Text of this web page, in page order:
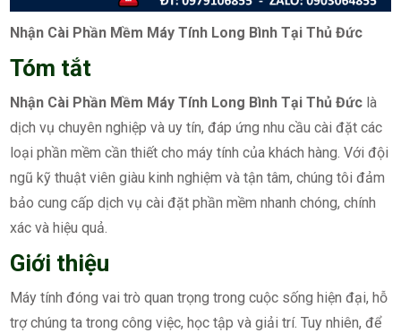
Nhận Cài Phần Mềm Máy Tính Long Bình Tại Thủ Đức
Tóm tắt
Nhận Cài Phần Mềm Máy Tính Long Bình Tại Thủ Đức là
dịch vụ chuyên nghiệp và uy tín, đáp ứng nhu cầu cài đặt các
loại phần mềm cần thiết cho máy tính của khách hàng. Với đội
ngũ kỹ thuật viên giàu kinh nghiệm và tận tâm, chúng tôi đảm
bảo cung cấp dịch vụ cài đặt phần mềm nhanh chóng, chính
xác và hiệu quả.
Giới thiệu
Máy tính đóng vai trò quan trọng trong cuộc sống hiện đại, hỗ
trợ chúng ta trong công việc, học tập và giải trí. Tuy nhiên, để